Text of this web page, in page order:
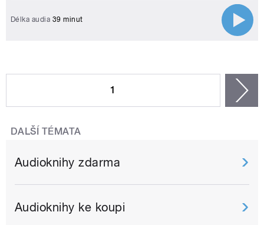
Délka audia 39 minut
1
DALŠÍ TÉMATA
Audioknihy zdarma
Audioknihy ke koupi